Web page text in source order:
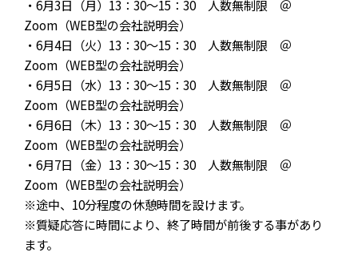
・6月3日（月）13：30～15：30 人数無制限 ＠
Zoom（WEB型の会社説明会）
・6月4日（火）13：30～15：30 人数無制限 ＠
Zoom（WEB型の会社説明会）
・6月5日（水）13：30～15：30 人数無制限 ＠
Zoom（WEB型の会社説明会）
・6月6日（木）13：30～15：30 人数無制限 ＠
Zoom（WEB型の会社説明会）
・6月7日（金）13：30～15：30 人数無制限 ＠
Zoom（WEB型の会社説明会）
※途中、10分程度の休憩時間を設けます。
※質疑応答に時間により、終了時間が前後する事があり
ます。